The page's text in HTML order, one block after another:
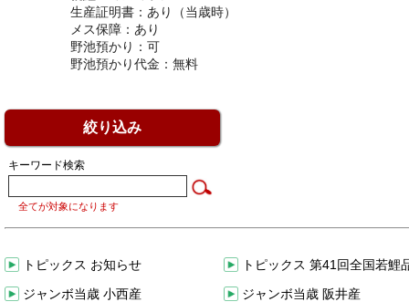
生産証明書：あり（当歳時）
メス保障：あり
野池預かり：可
野池預かり代金：無料
絞り込み
キーワード検索
全てが対象になります
トピックス お知らせ
トピックス 第41回全国若鯉
ジャンボ当歳 小西産
ジャンボ当歳 阪井産